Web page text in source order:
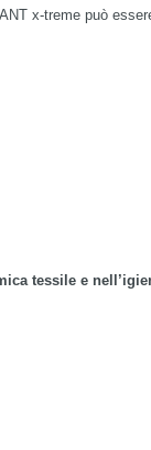
x-treme può
tessile e